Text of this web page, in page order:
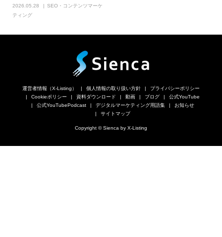
2026.05.28
SEO・コンテンツマーケ
ティング
運営者情報（X-Listing） 個人情報の取り扱い方針
プライバシーポリシー
Cookieポリシー
資料ダウンロード 動画 ブログ
公式YouTube
公式YouTubePodcast
デジタルマーケティング用語集
お知らせ
サイトマップ
Copyright © Sienca by X-Listing